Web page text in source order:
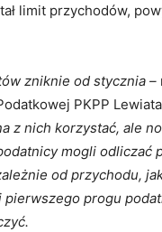
limit przychodów,
zniknie od stycznia –
PKPP
z nich korzystać, ale
mogli odliczać
od przychodu,
progu